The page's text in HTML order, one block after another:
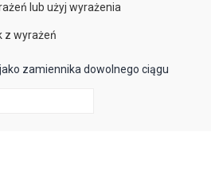
lub użyj wyrażenia
z wyrażeń
zamiennika dowolnego ciągu